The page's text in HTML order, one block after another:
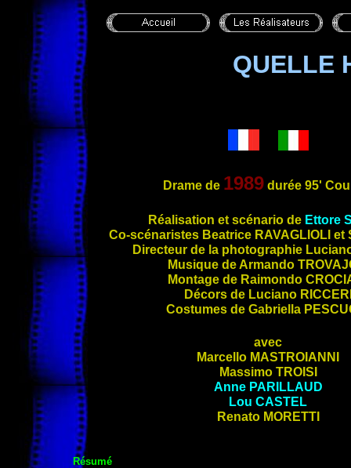
QUELLE
Drame de 1989 durée 95'
Réalisation et scénario de Ettore
Co-scénaristes Beatrice RAVAGLIOLIet
Directeur de la photographie
Musique de Armando
Montage de Raimondo
Décors de Luciano
Costumes de Gabriella
avec
Marcello MASTROIANNI
Massimo TROISI
Anne PARILLAUD
Lou CASTEL
Renato MORETTI
Résumé